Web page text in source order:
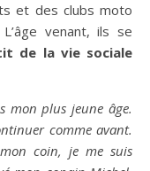
et des clubs moto
venant, ils se
de la vie sociale
mon plus jeune âge.
comme avant.
coin, je me suis